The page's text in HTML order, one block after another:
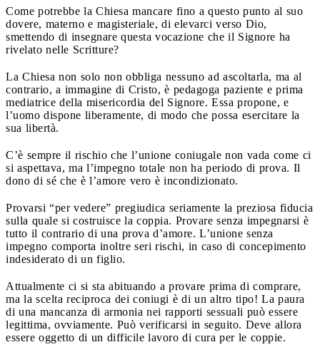
Come potrebbe la Chiesa mancare fino a questo punto al suo
dovere, materno e magisteriale, di elevarci verso Dio,
smettendo di insegnare questa vocazione che il Signore ha
rivelato nelle Scritture?
La Chiesa non solo non obbliga nessuno ad ascoltarla, ma al
contrario, a immagine di Cristo, è pedagoga paziente e prima
mediatrice della misericordia del Signore. Essa propone, e
l’uomo dispone liberamente, di modo che possa esercitare la
sua libertà.
C’è sempre il rischio che l’unione coniugale non vada come ci
si aspettava, ma l’impegno totale non ha periodo di prova. Il
dono di sé che è l’amore vero è incondizionato.
Provarsi “per vedere” pregiudica seriamente la preziosa fiducia
sulla quale si costruisce la coppia. Provare senza impegnarsi è
tutto il contrario di una prova d’amore. L’unione senza
impegno comporta inoltre seri rischi, in caso di concepimento
indesiderato di un figlio.
Attualmente ci si sta abituando a provare prima di comprare,
ma la scelta reciproca dei coniugi è di un altro tipo! La paura
di una mancanza di armonia nei rapporti sessuali può essere
legittima, ovviamente. Può verificarsi in seguito. Deve allora
essere oggetto di un difficile lavoro di cura per le coppie.